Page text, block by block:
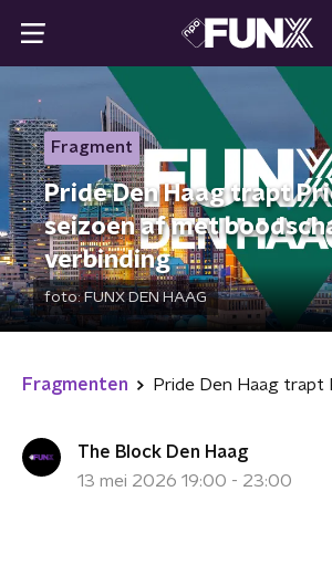
Fragment
Pride Den Haag trapt
seizoen af met
verbinding
foto:FUNX DEN HAAG
Fragmenten
The Block Den Haag
13 mei 2026 19:00 - 23:00